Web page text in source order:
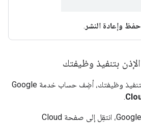
حفظ وإعادة النشر .
لمنح Google Chat الإذن بتنفيذ وظيفتك، أضِف حساب خدمة Google
.
في Google API Console، انتقِل إلى صفحة Cloud